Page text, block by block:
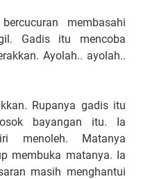
membasahi
Gadis itu mencoba
Ayolah.. ayolah..
Rupanya gadis itu
bayangan itu. Ia
menoleh. Matanya
membuka matanya. Ia
masih menghantui